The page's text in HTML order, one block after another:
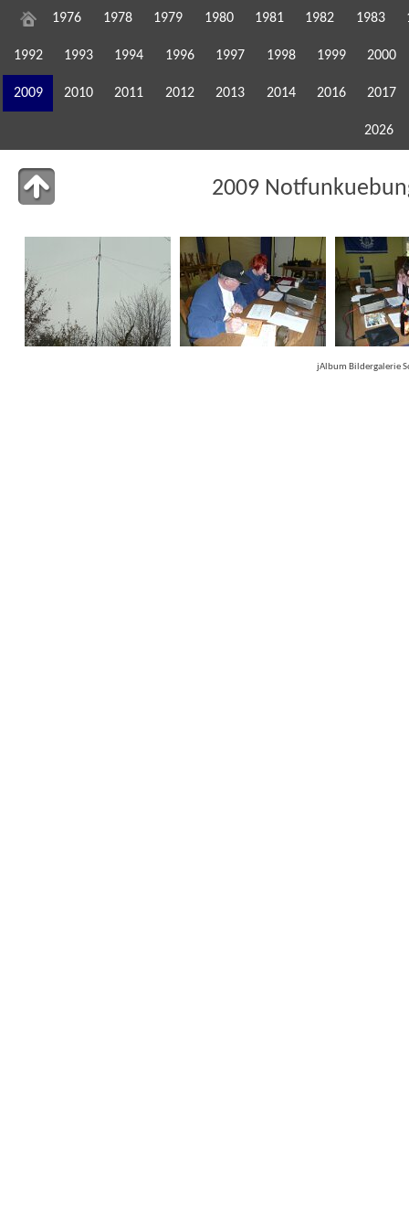
1976 1978 1979 1980 1981 1982 1983
1992 1993 1994 1996 1997 1998 1999 2000
2009 2010 2011 2012 2013 2014 2016 2017
2026
2009
jAlbum Bildergalerie